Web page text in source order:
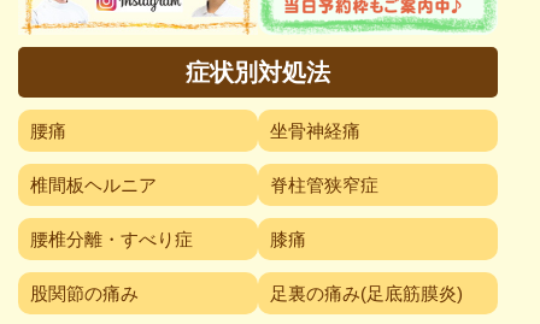
症状別対処法
腰痛 坐骨神経痛
椎間板ヘルニア 脊柱管狭窄症
腰椎分離・すべり症 膝痛
股関節の痛み 足裏の痛み(足底筋膜炎)